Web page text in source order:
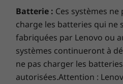
Tout ce que vous faites
l'ordinateur portable
toute la journée,
réunion de marathon ou
épisodes débranchés.
est faible, Rapid Charge
durée de vie de la
Couleur
Arctic Grey
Les spécifications peuvent varier selon
disponibilité.
Batterie : Ces systèmes
charge les batteries qui ne
fabriquées par Lenovo ou
systèmes continueront à
ne pas charger les
autorisées.Attention :